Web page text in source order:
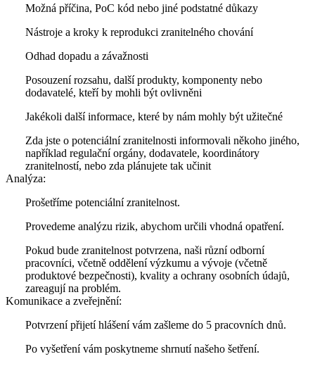
Možná příčina, PoC kód nebo jiné podstatné důkazy
Nástroje a kroky k reprodukci zranitelného chování
Odhad dopadu a závažnosti
Posouzení rozsahu, další produkty, komponenty nebo
dodavatelé, kteří by mohli být ovlivněni
Jakékoli další informace, které by nám mohly být užitečné
Zda jste o potenciální zranitelnosti informovali někoho jiného,
například regulační orgány, dodavatele, koordinátory
zranitelností, nebo zda plánujete tak učinit
Analýza:
Prošetříme potenciální zranitelnost.
Provedeme analýzu rizik, abychom určili vhodná opatření.
Pokud bude zranitelnost potvrzena, naši různí odborní
pracovníci, včetně oddělení výzkumu a vývoje (včetně
produktové bezpečnosti), kvality a ochrany osobních údajů,
zareagují na problém.
Komunikace a zveřejnění:
Potvrzení přijetí hlášení vám zašleme do 5 pracovních dnů.
Po vyšetření vám poskytneme shrnutí našeho šetření.